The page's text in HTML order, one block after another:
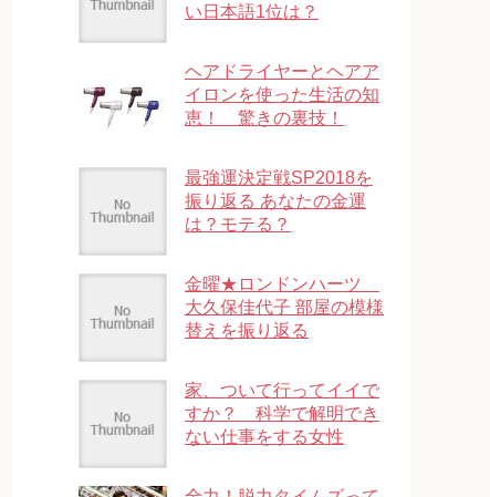
い日本語1位は？
ヘアドライヤーとヘアア
イロンを使った生活の知
恵！ 驚きの裏技！
最強運決定戦SP2018を
振り返る あなたの金運
は？モテる？
金曜★ロンドンハーツ
大久保佳代子 部屋の模様
替えを振り返る
家、ついて行ってイイで
すか？ 科学で解明でき
ない仕事をする女性